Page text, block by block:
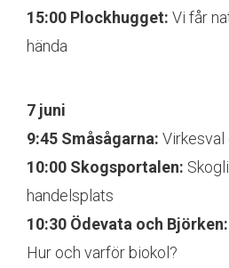
15:00 Plockhugget: Vi får
hända
7 juni
9:45 Småsågarna:
10:00 Skogsportalen:
handelsplats
10:30 Ödevata och Björken:
Hur och varför biokol?